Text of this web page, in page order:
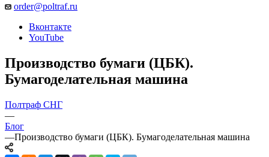
order@poltraf.ru
Вконтакте
YouTube
Производство бумаги (ЦБК).
Бумагоделательная машина
Полтраф СНГ
—
Блог
—Производство бумаги (ЦБК). Бумагоделательная машина